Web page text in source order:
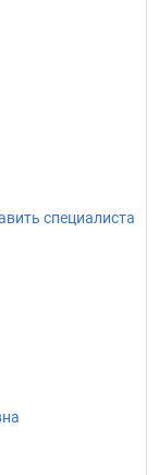
специалиста